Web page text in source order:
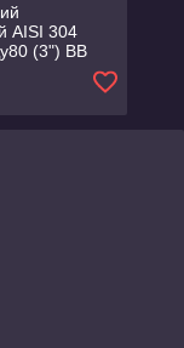
AISI 304
(3") ВВ